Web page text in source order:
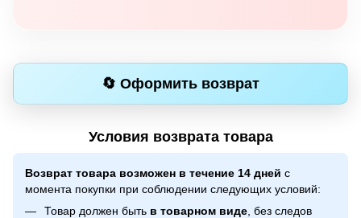
🔄 Оформить возврат
Условия возврата товара
Возврат товара возможен в течение 14 дней с
момента покупки при соблюдении следующих условий:
Товар должен быть в товарном виде , без следов